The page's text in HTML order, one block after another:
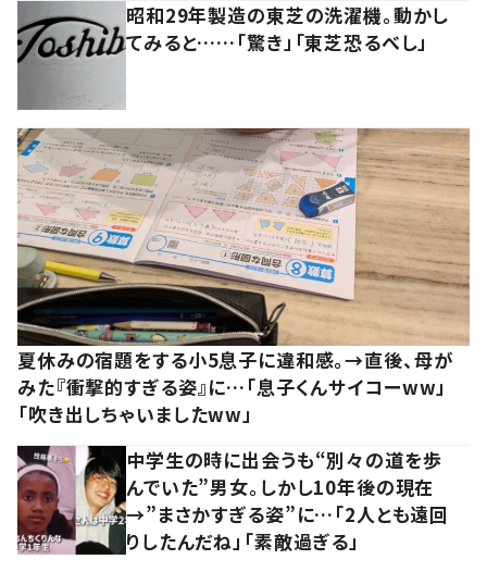
昭和29年製造の東芝の洗濯機。動かし
てみると……「驚き」「東芝恐るべし」
夏休みの宿題をする小5息子に違和感。→直後、母が
みた『衝撃的すぎる姿』に…「息子くんサイコーww」
「吹き出しちゃいましたww」
中学生の時に出会うも“別々の道を歩
んでいた”男女。しかし10年後の現在
→”まさかすぎる姿”に…「2人とも遠回
りしたんだね」「素敵過ぎる」